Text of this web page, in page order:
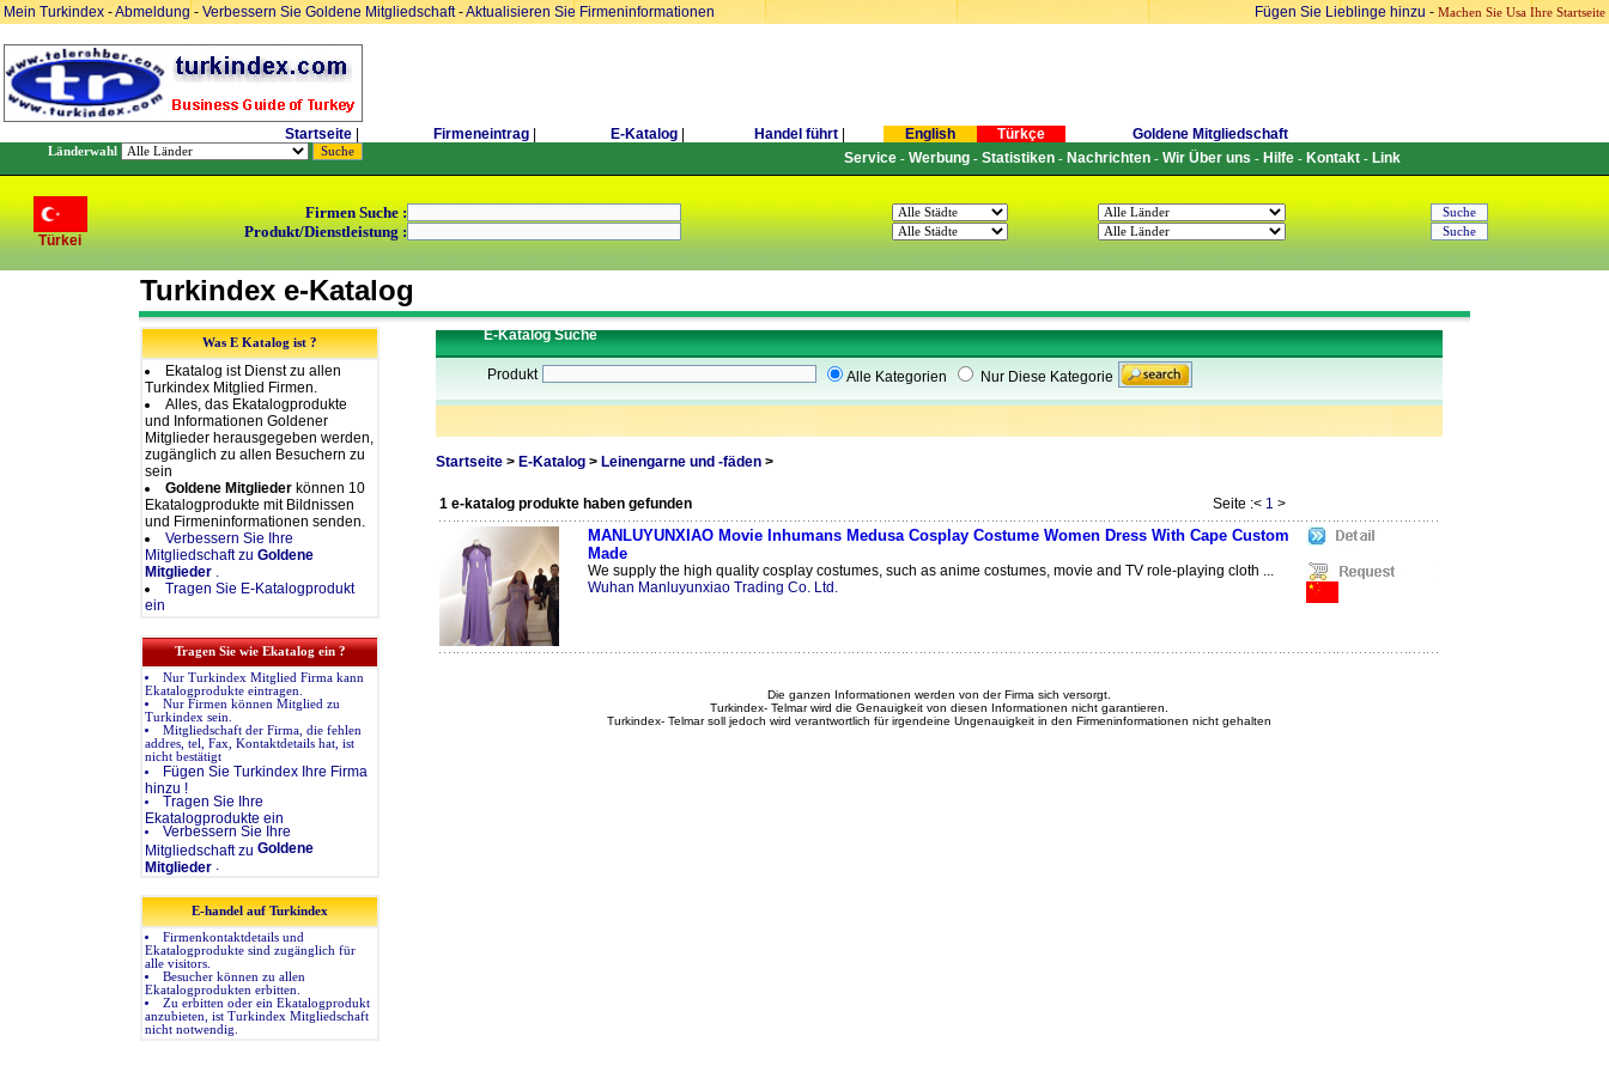
Mein Turkindex -Abmeldung- Verbessern Sie Goldene Mitgliedschaft-Aktualisieren Sie Firmeninformationen Fügen Sie Lieblinge hinzu - Machen Sie Usa Ihre Startseite
Startseite Firmeneintrag E-Katalog Handel führt English Türkçe Goldene Mitgliedschaft
Länderwahl Service- Werbung- Statistiken- Nachrichten- Wir Über uns - Hilfe- Kontakt- Link
Türkei
Firmen Suche :
Produkt/Dienstleistung :
Turkindex e-Katalog
Was E Katalog ist ?
Ekatalog ist Dienst zu allen
Turkindex Mitglied Firmen.
Alles, das Ekatalogprodukte
und Informationen Goldener
Mitglieder herausgegeben werden,
zugänglich zu allen Besuchern zu
sein
Goldene Mitglieder können 10
Ekatalogprodukte mit Bildnissen
und Firmeninformationen senden.
Verbessern Sie Ihre
Mitgliedschaft zu Goldene
Mitglieder .
Tragen Sie E-Katalogprodukt
ein
Tragen Sie wie Ekatalog ein ?
Nur Turkindex Mitglied Firma kann
Ekatalogprodukte eintragen.
Nur Firmen können Mitglied zu
Turkindex sein.
Mitgliedschaft der Firma, die fehlen
addres, tel, Fax, Kontaktdetails hat, ist
nicht bestätigt
Fügen Sie Turkindex Ihre Firma
hinzu !
Tragen Sie Ihre
Ekatalogprodukte ein
Verbessern Sie Ihre
Mitgliedschaft zu Goldene
Mitglieder .
E-handel auf Turkindex
Firmenkontaktdetails und
Ekatalogprodukte sind zugänglich für
alle visitors.
Besucher können zu allen
Ekatalogprodukten erbitten.
Zu erbitten oder ein Ekatalogprodukt
anzubieten, ist Turkindex Mitgliedschaft
nicht notwendig.
E-Katalog Suche
Produkt Alle Kategorien Nur Diese Kategorie
Startseite > E-Katalog> Leinengarne und -fäden>
1 e-katalog produkte haben gefunden Seite :< 1 >
MANLUYUNXIAO Movie Inhumans Medusa Cosplay Costume Women Dress With Cape Custom
Made
We supply the high quality cosplay costumes, such as anime costumes, movie and TV role-playing cloth ...
Wuhan Manluyunxiao Trading Co. Ltd.
Die ganzen Informationen werden von der Firma sich versorgt.
Turkindex- Telmar wird die Genauigkeit von diesen Informationen nicht garantieren.
Turkindex- Telmar soll jedoch wird verantwortlich für irgendeine Ungenauigkeit in den Firmeninformationen nicht gehalten